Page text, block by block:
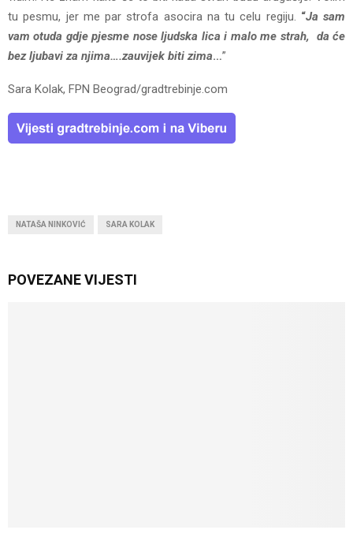
tu pesmu, jer me par strofa asocira na tu celu regiju. “Ja sam
vam otuda gdje pjesme nose ljudska lica i malo me strah, da će
bez ljubavi za njima….zauvijek biti zima…”
Sara Kolak, FPN Beograd/gradtrebinje.com
NATAŠA NINKOVIĆ SARA KOLAK
POVEZANE VIJESTI